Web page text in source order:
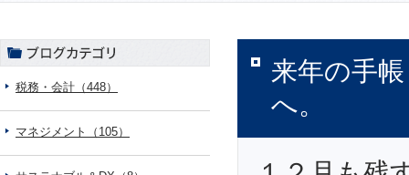
来年の手
へ。
税務・会計（448）
マネジメント（105）